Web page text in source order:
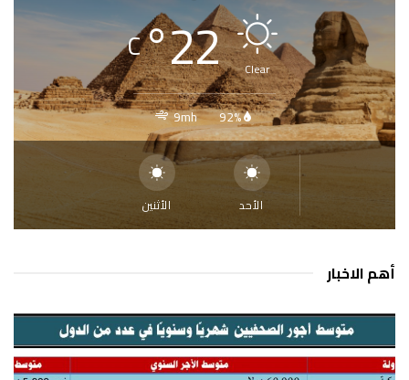
Clear
22
°
C
92%
9mh
الأحد الأثنين
أهم الاخبار